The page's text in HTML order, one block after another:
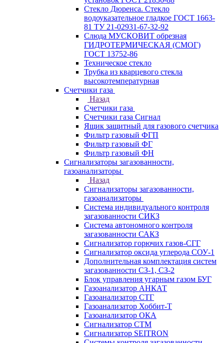
Стекло Дюренса. Стекло
водоуказательное гладкое ГОСТ 1663-
81 ТУ 21-02931-67-32-92
Слюда МУСКОВИТ обрезная
ГИДРОТЕРМИЧЕСКАЯ (СМОГ)
ГОСТ 13752-86
Техническое стекло
Трубка из кварцевого стекла
высокотемпературная
Счетчики газа
Назад
Счетчики газа
Счетчики газа Сигнал
Ящик защитный для газового счетчика
Фильтр газовый ФГП
Фильтр газовый ФГ
Фильтр газовый ФН
Сигнализаторы загазованности,
газоанализаторы
Назад
Сигнализаторы загазованности,
газоанализаторы
Система индивидуального контроля
загазованности СИКЗ
Система автономного контроля
загазованности САКЗ
Сигнализатор горючих газов-СГГ
Сигнализатор оксида углерода СОУ-1
Дополнительная комплектация систем
загазованности СЗ-1, СЗ-2
Блок управления угарным газом БУГ
Газоанализатор АНКАТ
Газоанализатор СТГ
Газоанализатор Хоббит-Т
Газоанализатор ОКА
Сигнализатор СТМ
Сигнализатор SEITRON